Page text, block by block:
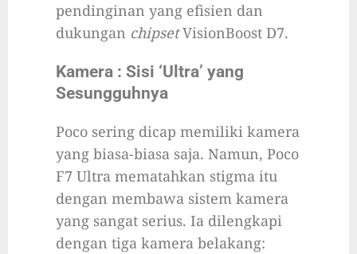
pendinginan yang efisien dan
dukungan chipsetVisionBoost D7.
Kamera : Sisi ‘Ultra’ yang
Sesungguhnya
Poco sering dicap memiliki kamera
yang biasa-biasa saja. Namun, Poco
F7 Ultra mematahkan stigma itu
dengan membawa sistem kamera
yang sangat serius. Ia dilengkapi
dengan tiga kamera belakang: